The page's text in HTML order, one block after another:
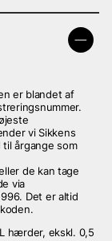
er blandet af
vi Sikkens
til årgange som
de kan tage
via
Det er altid
hærder, ekskl. 0,5